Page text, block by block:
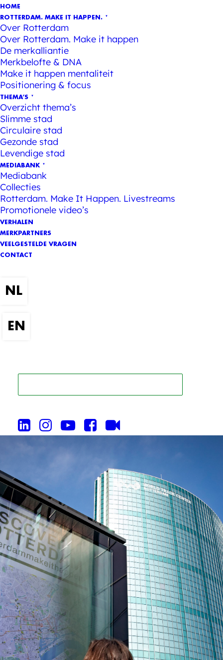
HOME
ROTTERDAM. MAKE IT HAPPEN.
Over Rotterdam
Over Rotterdam. Make it happen
De merkalliantie
Merkbelofte & DNA
Make it happen mentaliteit
Positionering & focus
THEMA’S
Overzicht thema’s
Slimme stad
Circulaire stad
Gezonde stad
Levendige stad
MEDIABANK
Mediabank
Collecties
Rotterdam. Make It Happen. Livestreams
Promotionele video’s
VERHALEN
MERKPARTNERS
VEELGESTELDE VRAGEN
CONTACT